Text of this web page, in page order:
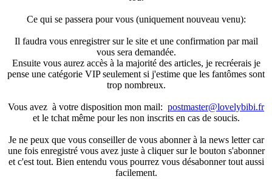
Ce qui se passera pour vous (uniquement nouveau venu):
Il faudra vous enregistrer sur le site et une confirmation par mail
vous sera demandée.
Ensuite vous aurez accès à la majorité des articles, je recréerais je
pense une catégorie VIP seulement si j'estime que les fantômes sont
trop nombreux.
Vous avez à votre disposition mon mail: postmaster@lovelybibi.fr
et le tchat même pour les non inscrits en cas de soucis.
Je ne peux que vous conseiller de vous abonner à la news letter car
une fois enregistré vous avez juste à cliquer sur le bouton s'abonner
et c'est tout. Bien entendu vous pourrez vous désabonner tout aussi
facilement.